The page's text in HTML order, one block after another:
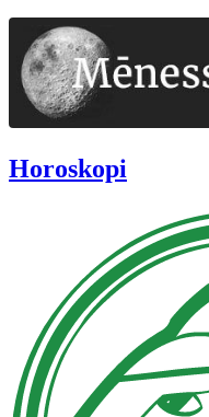
Horoskopi